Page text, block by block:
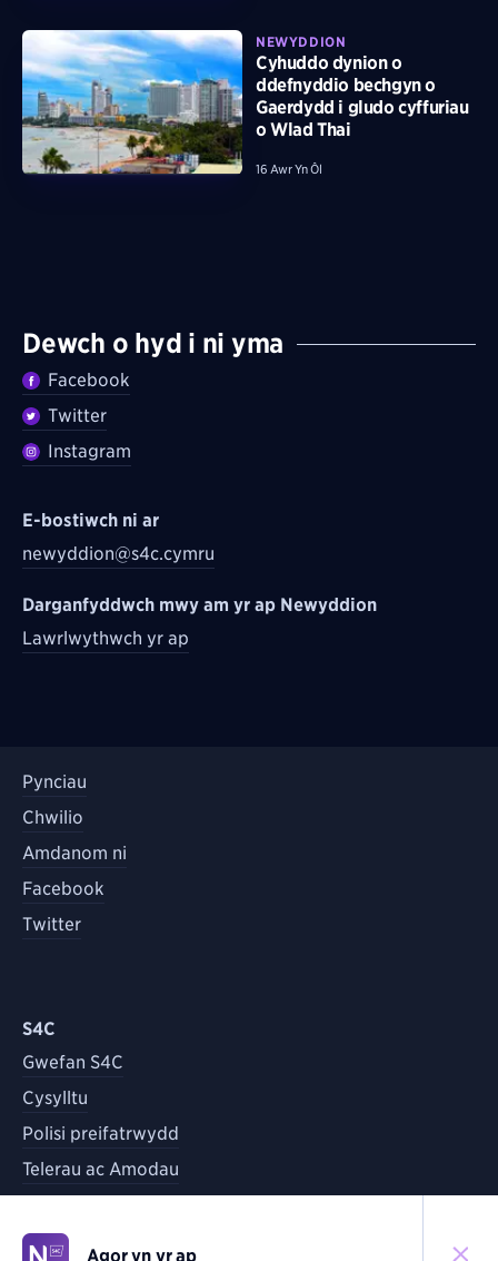
NEWYDDION
Cyhuddo dynion o
ddefnyddio bechgyn o
Gaerdydd i gludo cyffuriau
o Wlad Thai
16 Awr Yn Ôl
Dewch o hyd i ni yma
Facebook
Twitter
Instagram
E-bostiwch ni ar
newyddion@s4c.cymru
Darganfyddwch mwy am yr ap Newyddion
Lawrlwythwch yr ap
Pynciau
Chwilio
Amdanom ni
Facebook
Twitter
S4C
Gwefan S4C
Cysylltu
Polisi preifatrwydd
Telerau ac Amodau
Agor yn yr ap